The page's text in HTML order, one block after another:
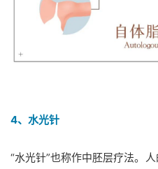
4、水光针
“水光针”也称作中胚层疗法。